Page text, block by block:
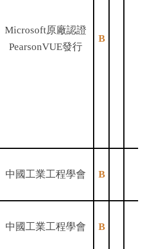
Microsoft原廠認證
PearsonVUE發行
B
中國工業工程學會 B
中國工業工程學會 B